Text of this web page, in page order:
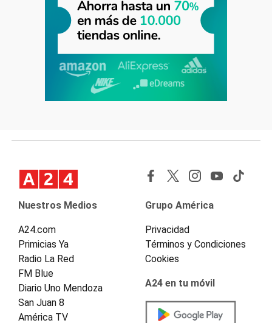
Nuestros Medios
A24.com
Primicias Ya
Radio La Red
FM Blue
Diario Uno Mendoza
San Juan 8
América TV
Grupo América
Privacidad
Términos y Condiciones
Cookies
A24 en tu móvil